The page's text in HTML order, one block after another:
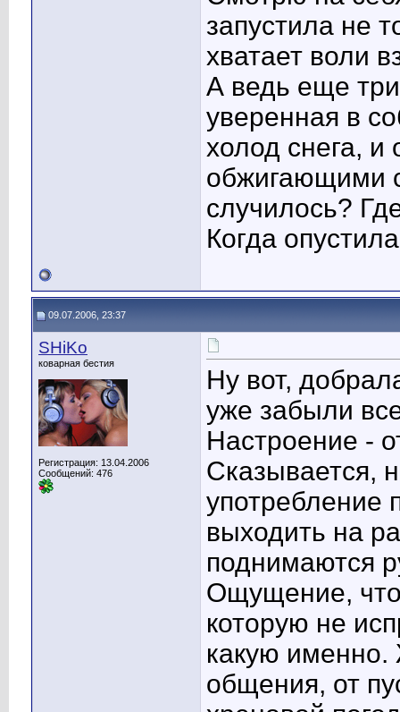
запустила не
хватает воли
А ведь еще
уверенная в
холод снега,
обжигающими
случилось?
Когда
09.07.2006, 23:37
SHiKo
коварная бестия
Регистрация: 13.04.2006
Сообщений: 476
Ну вот,
уже забыли
Настроение -
Сказывается,
употребление
выходить на
поднимаются
Ощущение,
которую не
какую именно.
общения, от